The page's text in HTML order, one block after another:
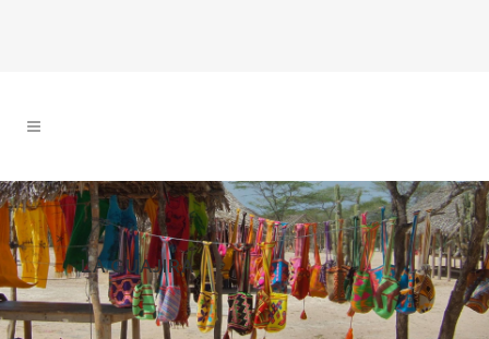
LA GUAJIRA